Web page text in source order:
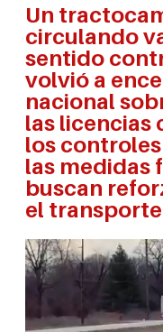
Un
circulando
sentido
volvió a
nacional
las licencias
los
las medidas
buscan
el